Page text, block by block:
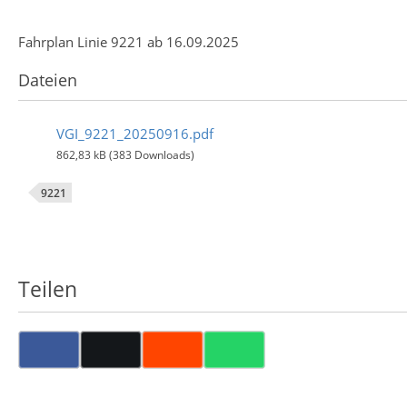
Fahrplan Linie 9221 ab 16.09.2025
Dateien
VGI_9221_20250916.pdf
862,83 kB (383 Downloads)
9221
Teilen